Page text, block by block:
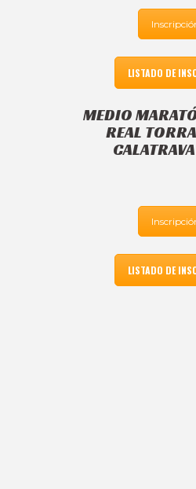
LISTADO DE
MEDIO
REAL
LISTADO DE